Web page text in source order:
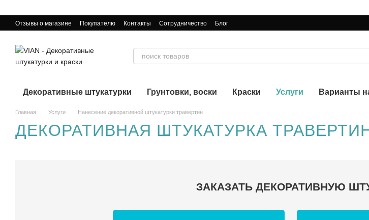
Отзывы о магазине Покупателю Контакты Сотрудничество Блог
Декоративные штукатурки Грунтовки, воски Краски Услуги Варианты
Главная Услуги Нанесение декоративной штукатурки травертин
ДЕКОРАТИВНАЯ ШТУКАТУРКА
ЗАКАЗАТЬ ДЕКОРАТИВНУЮ